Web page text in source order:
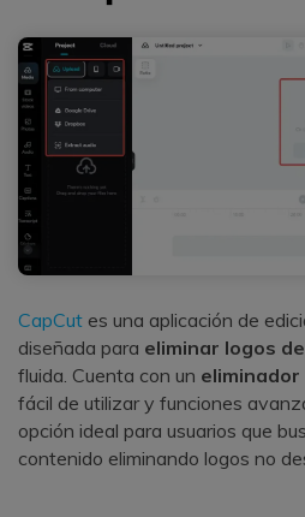
CapCut es una aplicación de
diseñada para eliminar logos
fluida. Cuenta con un eliminador
fácil de utilizar y funciones
opción ideal para usuarios que
contenido eliminando logos no